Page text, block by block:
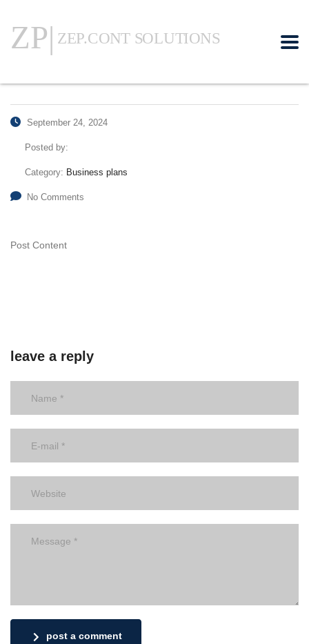
September 24, 2024
Posted by:
Category: Business plans
No Comments
Post Content
leave a reply
post a comment